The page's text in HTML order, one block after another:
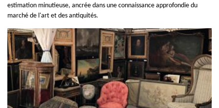
estimation minutieuse, ancrée dans une connaissance approfondie du
marché de l'art et des antiquités.